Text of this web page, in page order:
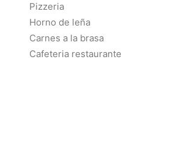
Pizzeria
Horno de leña
Carnes a la brasa
Cafeteria restaurante